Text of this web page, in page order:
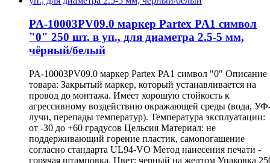
PA-10003PV09.0 маркер Partex PA1 символ
"0" 250 шт. в уп., для диаметра 2.5-5 мм,
чёрный/белый
PA-10003PV09.0 маркер Partex PA1 символ "0" Описание
товара: Закрытый маркер, который устанавливается на
провод до монтажа. Имеет хорошую стойкость к
агрессивному воздействию окражающей среды (вода,
лучи, перепады температур). Температура эксплуатации:
от -30 до +60 градусов Цельсия Материал: не
поддерживающий горение пластик, самопогашение
согласно стандарта UL94-VO Метод нанесения печати -
горячая штамповка. Цвет: черный на желтом Упаковка